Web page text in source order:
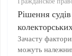
Рішення
Зачасту
можуть